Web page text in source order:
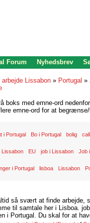
Forum Nyhedsbrev
arbejde Lissabon » Portugal »
boks med emne-ord
emne-ord for at
i Portugal Bo i Portugal bolig
Lissabon EU job i Lissabon Job
i Portugal lisboa Lissabon
så svært at finde arbejde,
til samtale her i Lisboa.
i Portugal. Du skal for at